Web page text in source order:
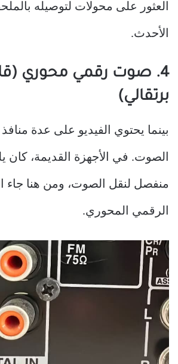
العثور على محولات لتوصيله
الأحدث.
برتقالي)
بينما يحتوي الفيديو على عدة
الصوت. في الأجهزة القديمة، كان
منفصل لنقل الصوت، ومن هنا جاء
الرقمي المحوري.